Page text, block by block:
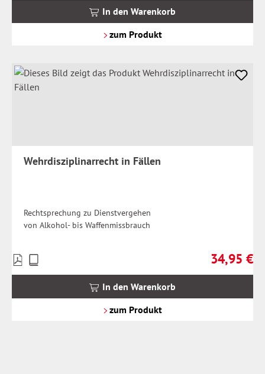
In den Warenkorb
zum Produkt
Wehrdisziplinarrecht in Fällen
Rechtsprechung zu Dienstvergehen
von Alkohol- bis Waffenmissbrauch
Regulärer
34,95 €
Preise
inkl.
In den Warenkorb
zum Produkt